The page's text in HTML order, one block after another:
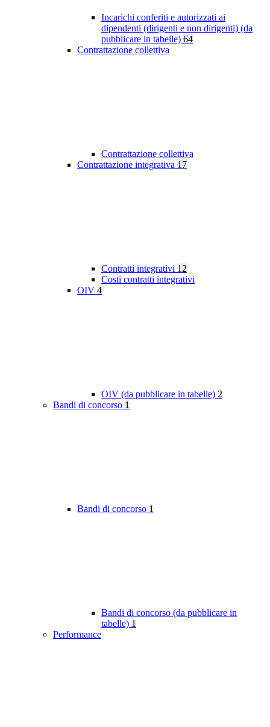
Incarichi conferiti e autorizzati ai
dipendenti (dirigenti e non dirigenti) (da
pubblicare in tabelle) 64
Contrattazione collettiva
Contrattazione collettiva
Contrattazione integrativa 17
Contratti integrativi 12
Costi contratti integrativi
OIV 4
OIV (da pubblicare in tabelle) 2
Bandi di concorso 1
Bandi di concorso 1
Bandi di concorso (da pubblicare in
tabelle) 1
Performance